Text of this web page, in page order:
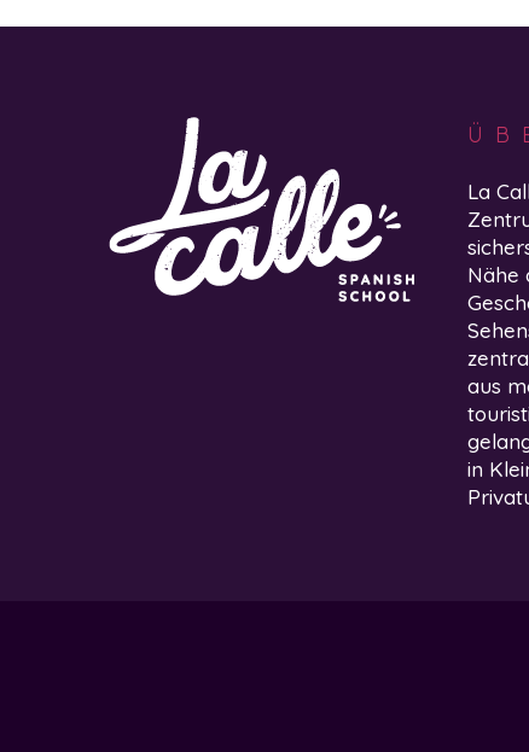
La
Nähe
aus
in